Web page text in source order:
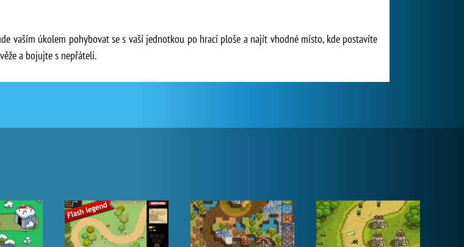
vaším úkolem pohybovat se s vaší jednotkou po hrací ploše a najít vhodné místo, kde postavíte
a bojujte s nepřáteli.